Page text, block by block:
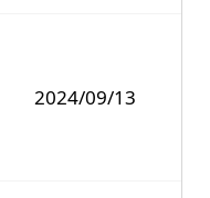
2024/09/13